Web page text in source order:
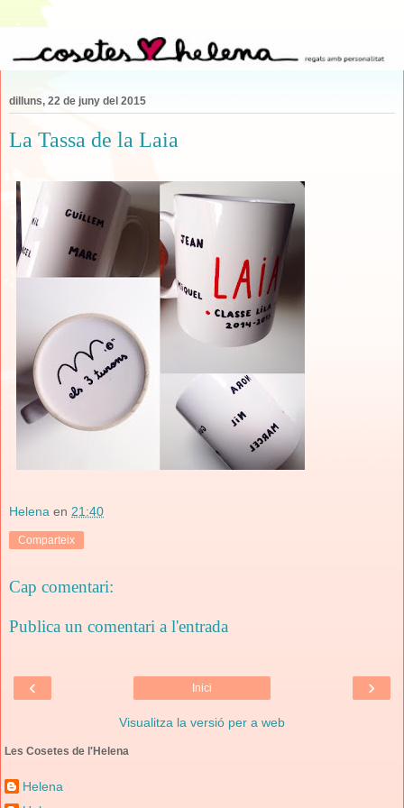
dilluns, 22 de juny del 2015
La Tassa de la Laia
Helena en 21:40
Comparteix
Cap comentari:
Publica un comentari a l'entrada
‹ ›
Inici
Visualitza la versió per a web
Les Cosetes de l'Helena
Helena